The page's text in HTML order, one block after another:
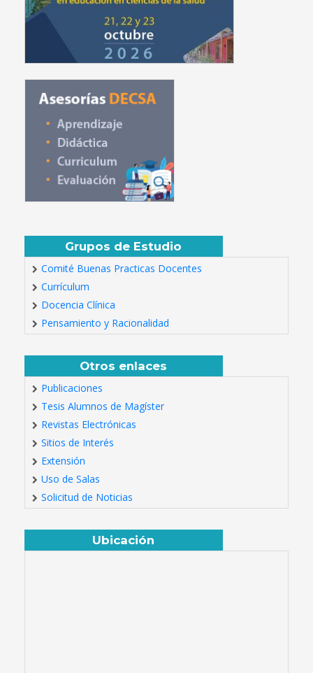
Grupos de Estudio
Comité Buenas Practicas Docentes
Currículum
Docencia Clínica
Pensamiento y Racionalidad
Otros enlaces
Publicaciones
Tesis Alumnos de Magíster
Revistas Electrónicas
Sitios de Interés
Extensión
Uso de Salas
Solicitud de Noticias
Ubicación